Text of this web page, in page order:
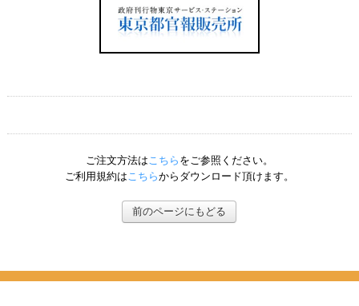
ご注文方法は こちら をご参照ください。
ご利用規約は こちらからダウンロード頂けます。
前のページにもどる